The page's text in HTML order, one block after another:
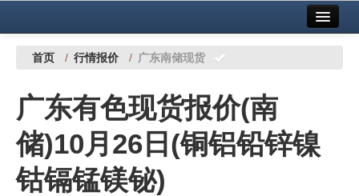
中国有色金属报社主办 广告服务
铜镍铅锌
铝
稀有稀土
首页 / 行情报价 / 广东南储现货
广东有色现货报价(南
储)10月26日(铜铝铅锌镍
钴镉锰镁铋)